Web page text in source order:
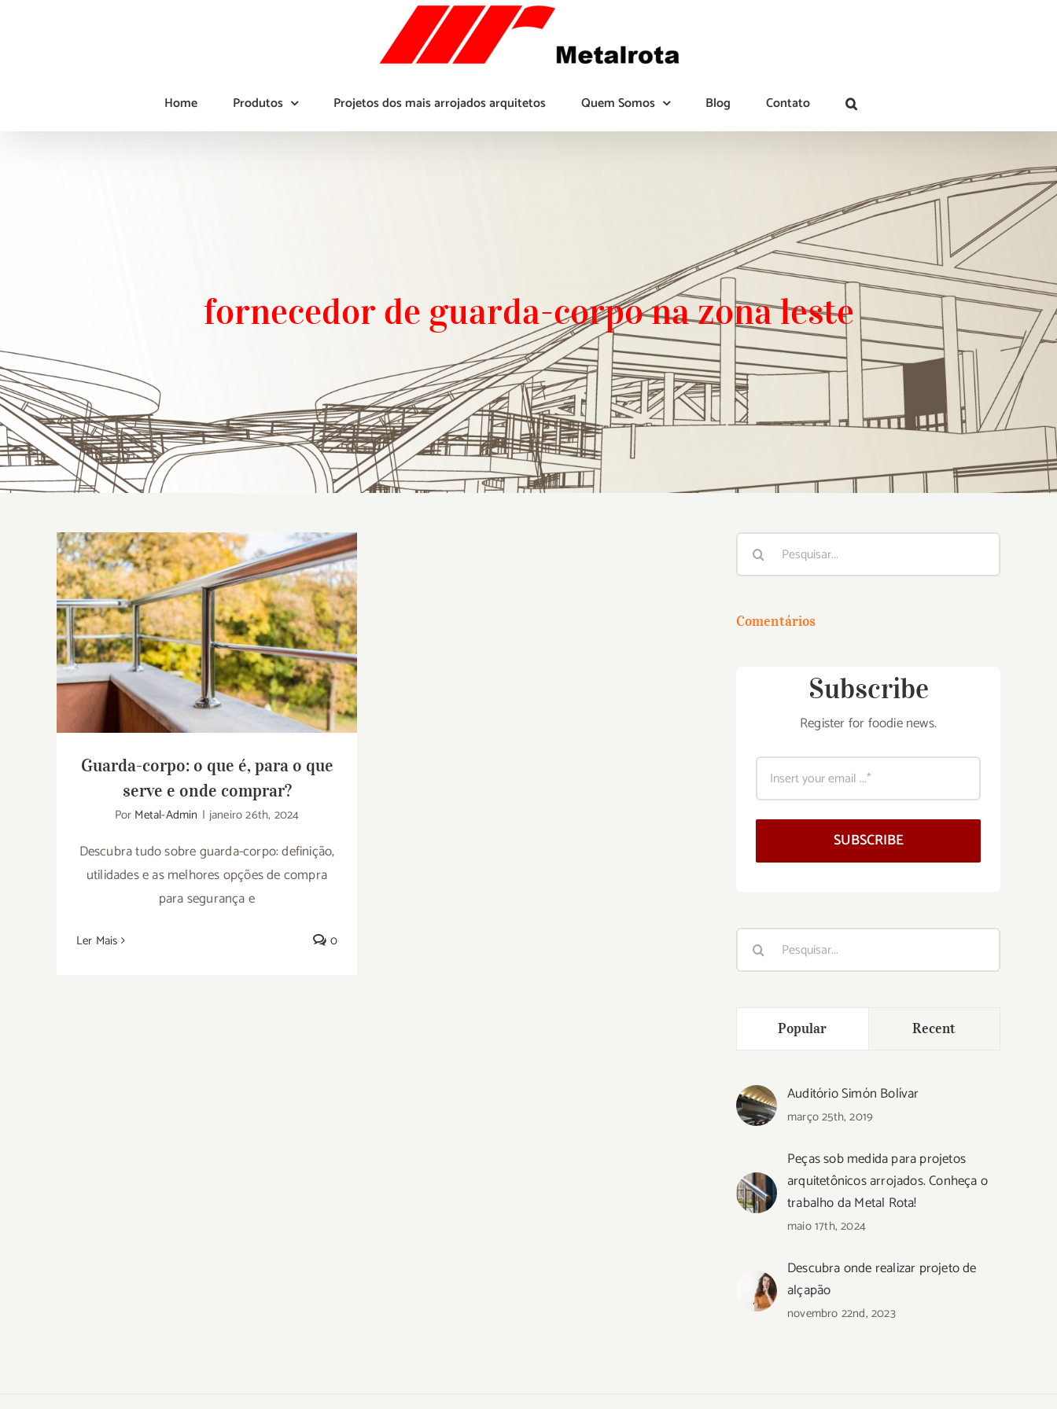
Home Produtos Projetos dos mais arrojados arquitetos Quem Somos Blog Contato
fornecedor de guarda-corpo na zona leste
Guarda-corpo: o que é, para o que serve
e onde comprar?
Guarda-corpo: o que é, para o que
serve e onde comprar?
Por Metal-Admin | janeiro 26th, 2024
Descubra tudo sobre guarda-corpo: definição,
utilidades e as melhores opções de compra
para segurança e
Ler Mais 0
Buscar
resultados
Comentários
Subscribe
Register for foodie news.
SUBSCRIBE
Buscar
resultados
Popular Recent
Auditório Simón Bolívar
março 25th, 2019
Peças sob medida para projetos
arquitetônicos arrojados. Conheça o
trabalho da Metal Rota!
maio 17th, 2024
Descubra onde realizar projeto de
alçapão
novembro 22nd, 2023